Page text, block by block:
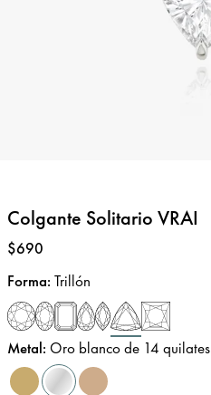
Colgante Solitario VRAI
Precio
$690
Forma: Trillón
Metal: Oro blanco de 14 quilates